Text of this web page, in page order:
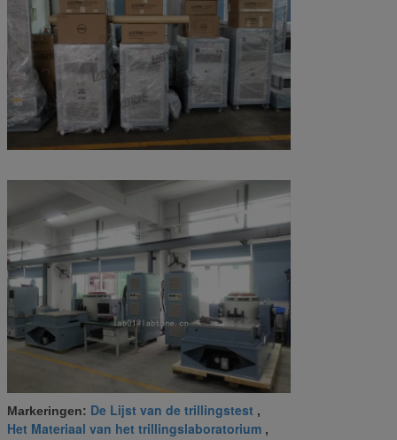
Markeringen: De Lijst van de trillingstest ,
Het Materiaal van het trillingslaboratorium ,